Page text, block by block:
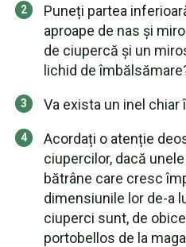
Puneți partea
aproape de nas și
de ciupercă și un
lichid de
Va exista un inel
Acordați o atenție
ciupercilor, dacă
bătrâne care cresc
dimensiunile lor de-a
ciuperci sunt, de
portobellos de la